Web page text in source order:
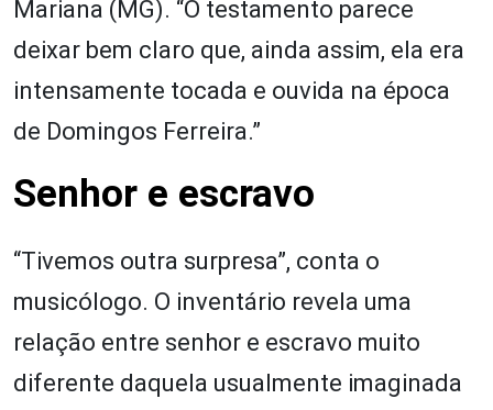
Mariana (MG). “O testamento parece
deixar bem claro que, ainda assim, ela era
intensamente tocada e ouvida na época
de Domingos Ferreira.”
Senhor e escravo
“Tivemos outra surpresa”, conta o
musicólogo. O inventário revela uma
relação entre senhor e escravo muito
diferente daquela usualmente imaginada